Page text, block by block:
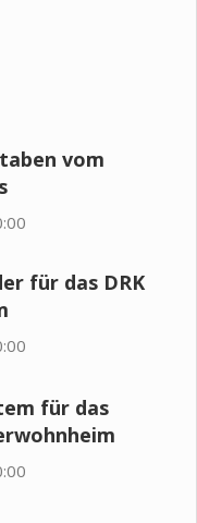
vom
für das DRK
für das